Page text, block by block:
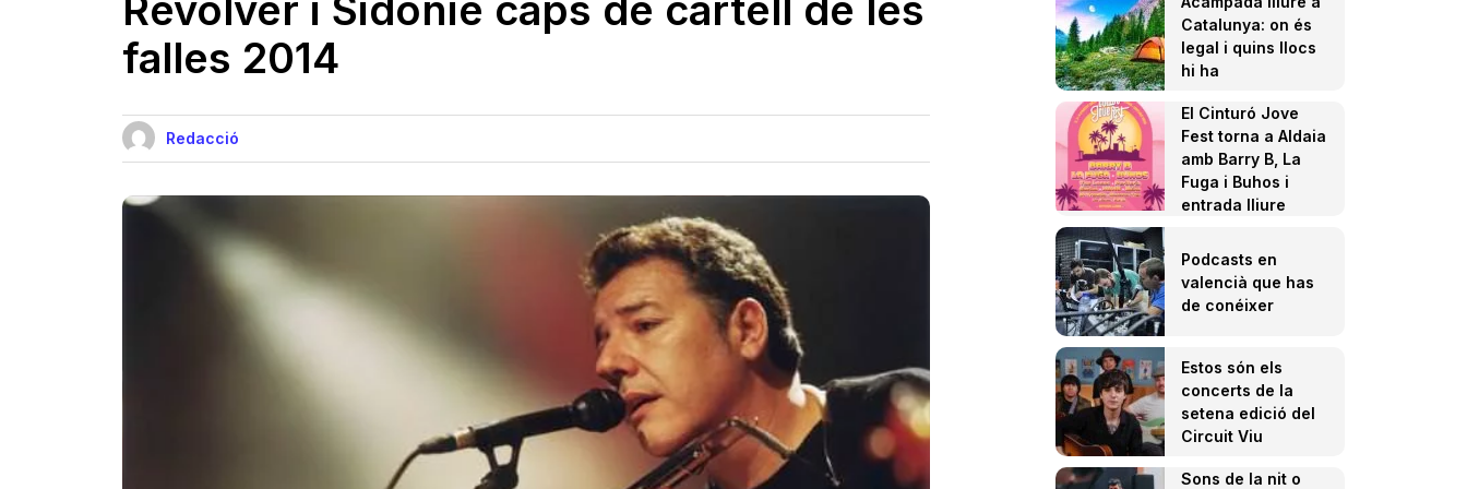
falles 2014
Redacció
Catalunya: on és
legal i quins llocs
hi ha
El Cinturó Jove
Fest torna a Aldaia
amb Barry B, La
Fuga i Buhos i
entrada lliure
Podcasts en
valencià que has
de conéixer
Estos són els
concerts de la
setena edició del
Circuit Viu
Sons de la nit o